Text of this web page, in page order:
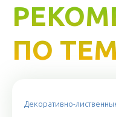
ПО
Декоративно-